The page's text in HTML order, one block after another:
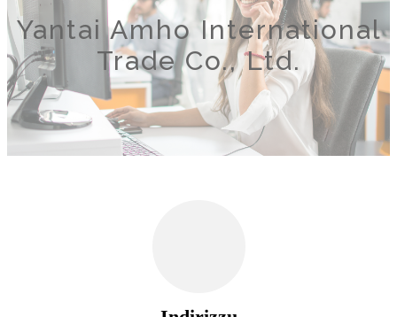
Yantai Amho International
Trade Co., Ltd.